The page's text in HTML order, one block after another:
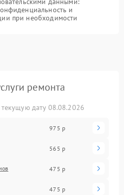
и
при необходимости
ремонта
дату 08.08.2026
975 р
565 р
475 р
475 р